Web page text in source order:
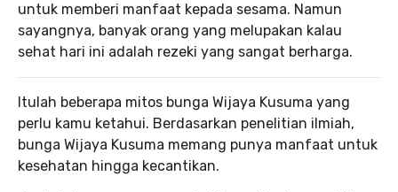
untuk memberi manfaat kepada sesama. Namun
sayangnya, banyak orang yang melupakan kalau
sehat hari ini adalah rezeki yang sangat berharga.
Itulah beberapa mitos bunga Wijaya Kusuma yang
perlu kamu ketahui. Berdasarkan penelitian ilmiah,
bunga Wijaya Kusuma memang punya manfaat untuk
kesehatan hingga kecantikan.